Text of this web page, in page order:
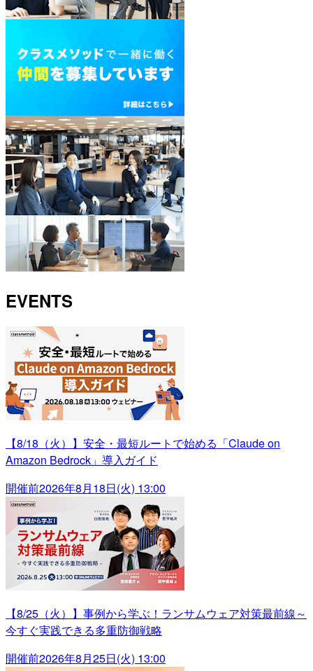
EVENTS
【8/18（火）】安全・最短ルートで始める「Claude on
Amazon Bedrock」導入ガイド
開催前2026年8月18日(火) 13:00
【8/25（火）】事例から学ぶ！ランサムウェア対策最前線～
今すぐ実践できる多重防御戦略
開催前2026年8月25日(火) 13:00